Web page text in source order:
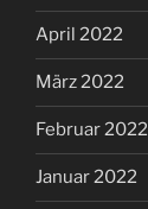
April 2022
März 2022
Februar 2022
Januar 2022